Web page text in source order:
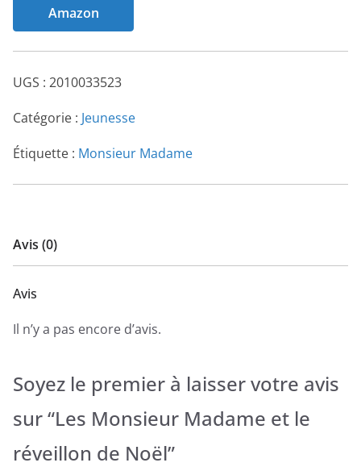
Amazon
UGS : 2010033523
Catégorie : Jeunesse
Étiquette : Monsieur Madame
Avis (0)
Avis
Il n’y a pas encore d’avis.
Soyez le premier à laisser votre avis
sur “Les Monsieur Madame et le
réveillon de Noël”